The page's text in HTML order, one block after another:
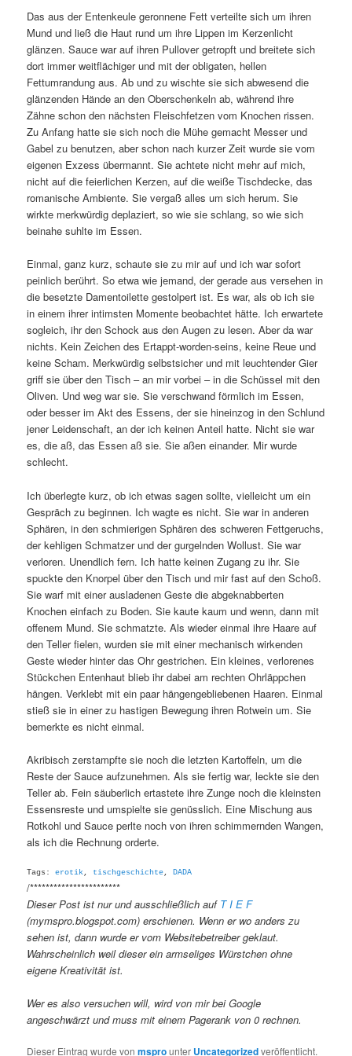
Das aus der Entenkeule geronnene Fett verteilte sich um ihren
Mund und ließ die Haut rund um ihre Lippen im Kerzenlicht
glänzen. Sauce war auf ihren Pullover getropft und breitete sich
dort immer weitflächiger und mit der obligaten, hellen
Fettumrandung aus. Ab und zu wischte sie sich abwesend die
glänzenden Hände an den Oberschenkeln ab, während ihre
Zähne schon den nächsten Fleischfetzen vom Knochen rissen.
Zu Anfang hatte sie sich noch die Mühe gemacht Messer und
Gabel zu benutzen, aber schon nach kurzer Zeit wurde sie vom
eigenen Exzess übermannt. Sie achtete nicht mehr auf mich,
nicht auf die feierlichen Kerzen, auf die weiße Tischdecke, das
romanische Ambiente. Sie vergaß alles um sich herum. Sie
wirkte merkwürdig deplaziert, so wie sie schlang, so wie sich
beinahe suhlte im Essen.
Einmal, ganz kurz, schaute sie zu mir auf und ich war sofort
peinlich berührt. So etwa wie jemand, der gerade aus versehen in
die besetzte Damentoilette gestolpert ist. Es war, als ob ich sie
in einem ihrer intimsten Momente beobachtet hätte. Ich erwartete
sogleich, ihr den Schock aus den Augen zu lesen. Aber da war
nichts. Kein Zeichen des Ertappt-worden-seins, keine Reue und
keine Scham. Merkwürdig selbstsicher und mit leuchtender Gier
griff sie über den Tisch – an mir vorbei – in die Schüssel mit den
Oliven. Und weg war sie. Sie verschwand förmlich im Essen,
oder besser im Akt des Essens, der sie hineinzog in den Schlund
jener Leidenschaft, an der ich keinen Anteil hatte. Nicht sie war
es, die aß, das Essen aß sie. Sie aßen einander. Mir wurde
schlecht.
Ich überlegte kurz, ob ich etwas sagen sollte, vielleicht um ein
Gespräch zu beginnen. Ich wagte es nicht. Sie war in anderen
Sphären, in den schmierigen Sphären des schweren Fettgeruchs,
der kehligen Schmatzer und der gurgelnden Wollust. Sie war
verloren. Unendlich fern. Ich hatte keinen Zugang zu ihr. Sie
spuckte den Knorpel über den Tisch und mir fast auf den Schoß.
Sie warf mit einer ausladenen Geste die abgeknabberten
Knochen einfach zu Boden. Sie kaute kaum und wenn, dann mit
offenem Mund. Sie schmatzte. Als wieder einmal ihre Haare auf
den Teller fielen, wurden sie mit einer mechanisch wirkenden
Geste wieder hinter das Ohr gestrichen. Ein kleines, verlorenes
Stückchen Entenhaut blieb ihr dabei am rechten Ohrläppchen
hängen. Verklebt mit ein paar hängengebliebenen Haaren. Einmal
stieß sie in einer zu hastigen Bewegung ihren Rotwein um. Sie
bemerkte es nicht einmal.
Akribisch zerstampfte sie noch die letzten Kartoffeln, um die
Reste der Sauce aufzunehmen. Als sie fertig war, leckte sie den
Teller ab. Fein säuberlich ertastete ihre Zunge noch die kleinsten
Essensreste und umspielte sie genüsslich. Eine Mischung aus
Rotkohl und Sauce perlte noch von ihren schimmernden Wangen,
als ich die Rechnung orderte.
Tags:erotik, tischgeschichte, DADA
/***********************
Dieser Post ist nur und ausschließlich auf T I E F
(mymspro.blogspot.com) erschienen. Wenn er wo anders zu
sehen ist, dann wurde er vom Websitebetreiber geklaut.
Wahrscheinlich weil dieser ein armseliges Würstchen ohne
eigene Kreativität ist.
Wer es also versuchen will, wird von mir bei Google
angeschwärzt und muss mit einem Pagerank von 0 rechnen.
Dieser Eintrag wurde vonmsprounter Uncategorizedveröffentlicht.